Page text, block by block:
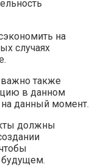
на
случаях
также
в данном
данный момент.
должны